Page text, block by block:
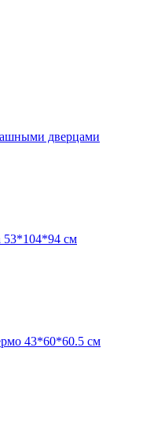
дверцами
53*104*94 см
43*60*60.5 см